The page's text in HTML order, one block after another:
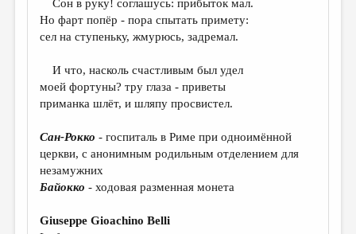
ЛИТЕРАТУРОВЕДЕНИЕ
ПУБЛИЦИСТИКА
РЕЦЕНЗИРОВАНИЕ
ЦИКЛЫ ПУБЛИКАЦИЙ
ТРЕДИАКОВСКИЙ
МЕДИА
ВКОНТАКТЕ
Сон в руку! соглашусь: прибыток мал.
Но фарт попёр - пора спытать примету:
сел на ступеньку, жмурюсь, задремал.
И что, насколь счастливым был удел
моей фортуны? тру глаза - приветы
приманка шлёт, и шляпу просвистел.
Сан-Рокко - госпиталь в Риме при одноимённой
церкви, с анонимным родильным отделением для
незамужних
Байокко - ходовая разменная монета
Giuseppe Gioachino Belli